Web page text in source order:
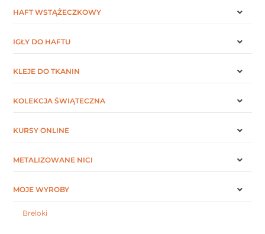
HAFT WSTĄŻECZKOWY
IGŁY DO HAFTU
KLEJE DO TKANIN
KOLEKCJA ŚWIĄTECZNA
KURSY ONLINE
METALIZOWANE NICI
MOJE WYROBY
Breloki